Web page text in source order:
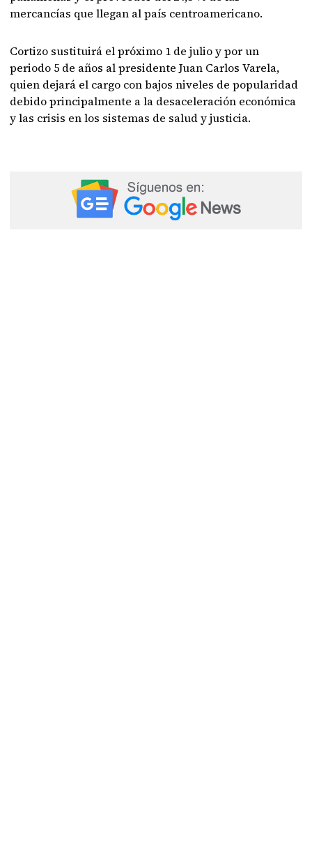
mercancías que llegan al país centroamericano.
Cortizo sustituirá el próximo 1 de julio y por un
periodo 5 de años al presidente Juan Carlos Varela,
quien dejará el cargo con bajos niveles de popularidad
debido principalmente a la desaceleración económica
y las crisis en los sistemas de salud y justicia.